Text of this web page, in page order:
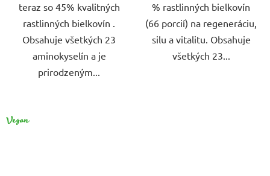
teraz so 45% kvalitných
rastlinných bielkovín .
Obsahuje všetkých 23
aminokyselín a je
prirodzeným...
% rastlinných bielkovín
(66 porcií) na regeneráciu,
silu a vitalitu. Obsahuje
všetkých 23...
VEGAN